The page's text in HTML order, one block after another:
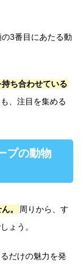
3番目にあたる動
ち合わせている
、注目を集める
プの動物
。
周りから、す
ょう。
だけの魅力を発